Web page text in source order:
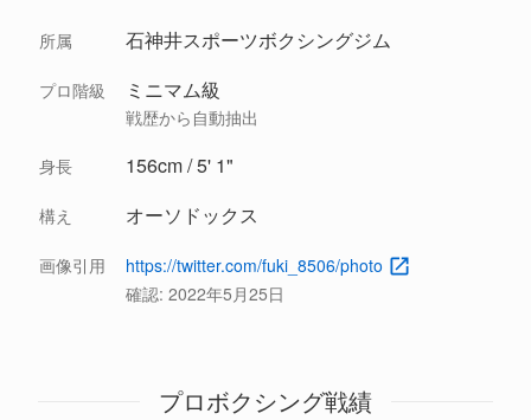
所属 石神井スポーツボクシングジム
プロ階級 ミニマム級
戦歴から自動抽出
身長 156cm / 5' 1"
構え オーソドックス
画像引用
https://twitter.com/fuki_8506/photo
確認: 2022年5月25日
プロボクシング戦績